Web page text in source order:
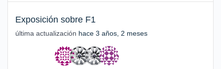
Exposición sobre F1
última actualización hace 3 años, 2 meses